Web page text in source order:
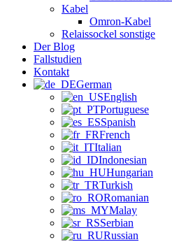
Kabel
Omron-Kabel
Relaissockel sonstige
Der Blog
Fallstudien
Kontakt
German
English
Portuguese
Spanish
French
Italian
Indonesian
Hungarian
Turkish
Romanian
Malay
Serbian
Russian